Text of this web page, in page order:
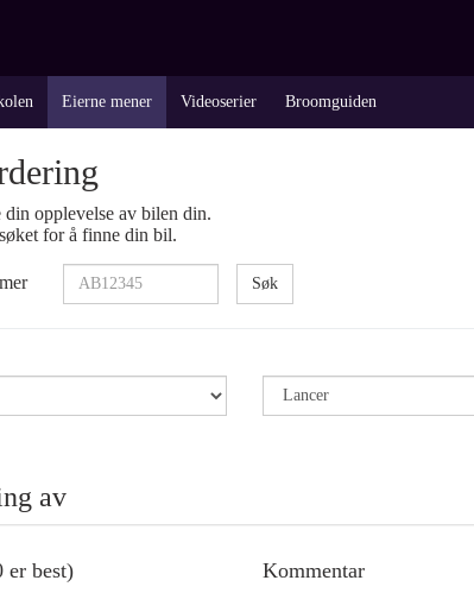
Eierne mener Videoserier Broomguiden
opplevelse av bilen din.
for å finne din bil.
Søk
av
er best) Kommentar